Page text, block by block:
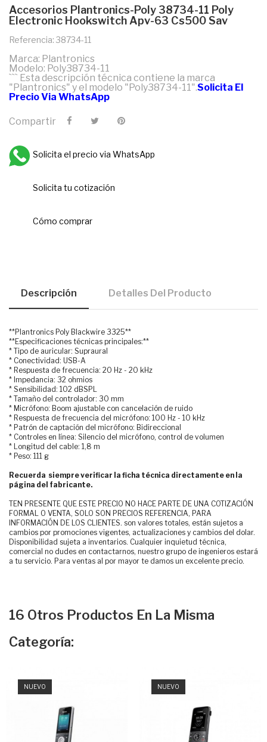
Accesorios Plantronics-Poly 38734-11 Poly
Electronic Hookswitch Apv-63 Cs500 Sav
Referencia: 38734-11
Marca: Plantronics
Modelo: Poly38734-11
``` Esta descripción técnica contiene la marca
"Plantronics" y el modelo "Poly38734-11".Solicita El
Precio Via WhatsApp
Compartir
Solicita el precio via WhatsApp
Solicita tu cotización
Cómo comprar
Descripción Detalles Del Producto
**Plantronics Poly Blackwire 3325**
**Especificaciones técnicas principales:**
* Tipo de auricular: Supraural
* Conectividad: USB-A
* Respuesta de frecuencia: 20 Hz - 20 kHz
* Impedancia: 32 ohmios
* Sensibilidad: 102 dBSPL
* Tamaño del controlador: 30 mm
* Micrófono: Boom ajustable con cancelación de ruido
* Respuesta de frecuencia del micrófono: 100 Hz - 10 kHz
* Patrón de captación del micrófono: Bidireccional
* Controles en línea: Silencio del micrófono, control de volumen
* Longitud del cable: 1,8 m
* Peso: 111 g
Recuerda siempre verificar la ficha técnica directamente en la
página del fabricante.
TEN PRESENTE QUE ESTE PRECIO NO HACE PARTE DE UNA COTIZACIÓN
FORMAL O VENTA, SOLO SON PRECIOS REFERENCIA, PARA
INFORMACIÓN DE LOS CLIENTES. son valores totales, están sujetos a
cambios por promociones vigentes, actualizaciones y cambios del dolar.
Disponibilidad sujeta a inventarios. Cualquier inquietud técnica,
comercial no dudes en contactarnos, nuestro grupo de ingenieros estará
a tu servicio. Para ventas al por mayor te damos un excelente precio.
16 Otros Productos En La Misma
Categoría:
NUEVO NUEVO